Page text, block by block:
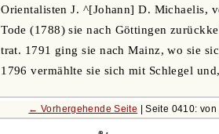
Orientalisten J. ^[Johann] D. Michaelis,
Tode (1788) sie nach Göttingen
trat. 1791 ging sie nach Mainz, wo sie
1796 vermählte sie sich mit Schlegel
← Vorhergehende Seite | Seite 0410: von